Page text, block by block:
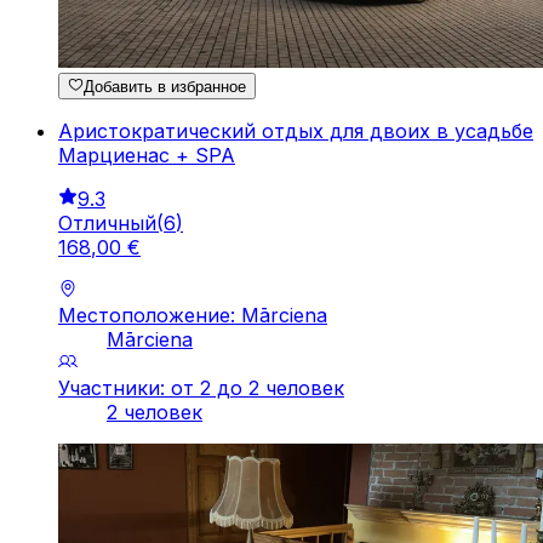
Добавить в избранное
Аристократический отдых для двоих в усадьбе
Марциенас + SPA
9.3
Отличный(6)
168,00 €
Местоположение: Mārciena
Mārciena
Участники: от 2 до 2 человек
2 человек